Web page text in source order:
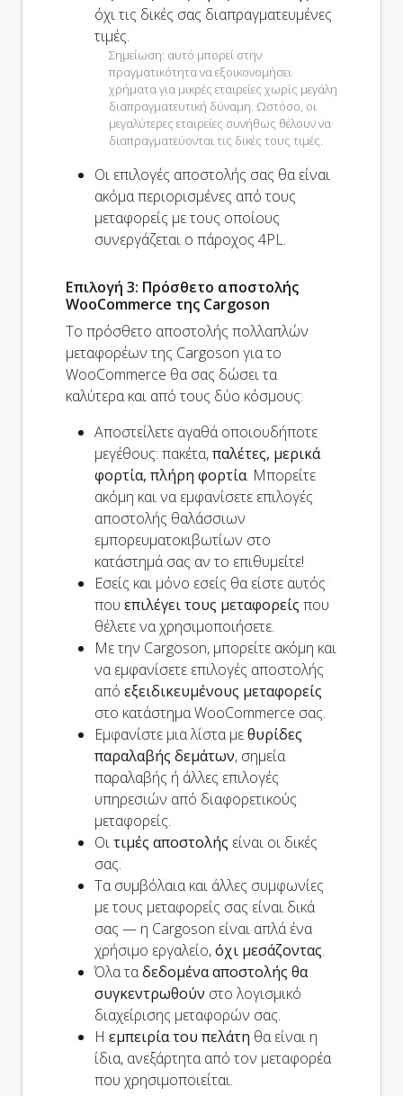
όχι τις δικές σας διαπραγματευμένες
τιμές.
Σημείωση: αυτό μπορεί στην
πραγματικότητα να εξοικονομήσει
χρήματα για μικρές εταιρείες χωρίς μεγάλη
διαπραγματευτική δύναμη. Ωστόσο, οι
μεγαλύτερες εταιρείες συνήθως θέλουν να
διαπραγματεύονται τις δικές τους τιμές.
Οι επιλογές αποστολής σας θα είναι
ακόμαπεριορισμένες από τους
μεταφορείς με τους οποίους
συνεργάζεται ο πάροχος 4PL.
Επιλογή 3: Πρόσθετο αποστολής
WooCommerce της Cargoson
Το πρόσθετο αποστολής πολλαπλών
μεταφορέων της Cargoson για το
WooCommerce θα σας δώσει τα
καλύτερα και από τους δύο κόσμους:
Αποστείλετε αγαθά οποιουδήποτε
μεγέθους: πακέτα,παλέτες, μερικά
φορτία, πλήρη φορτία. Μπορείτε
ακόμη και να εμφανίσετε επιλογές
αποστολής θαλάσσιων
εμπορευματοκιβωτίων στο
κατάστημά σας αν το επιθυμείτε!
Εσείς και μόνο εσείς θα είστε αυτός
που επιλέγει τους μεταφορείς που
θέλετε να χρησιμοποιήσετε.
Με την Cargoson, μπορείτε ακόμη και
να εμφανίσετε επιλογές αποστολής
από εξειδικευμένους μεταφορείς
στο κατάστημα WooCommerce σας.
Εμφανίστε μια λίστα μεθυρίδες
παραλαβής δεμάτων, σημεία
παραλαβής ή άλλες επιλογές
υπηρεσιών από διαφορετικούς
μεταφορείς.
Οιτιμές αποστολής είναι οι δικές
σας.
Τα συμβόλαια και άλλες συμφωνίες
με τους μεταφορείς σας είναι δικά
σας — η Cargoson είναι απλά ένα
χρήσιμο εργαλείο,όχι μεσάζοντας.
Όλα ταδεδομένα αποστολής θα
συγκεντρωθούν στο λογισμικό
διαχείρισης μεταφορών σας.
Η εμπειρία του πελάτη θα είναι η
ίδια, ανεξάρτητα από τον μεταφορέα
που χρησιμοποιείται.